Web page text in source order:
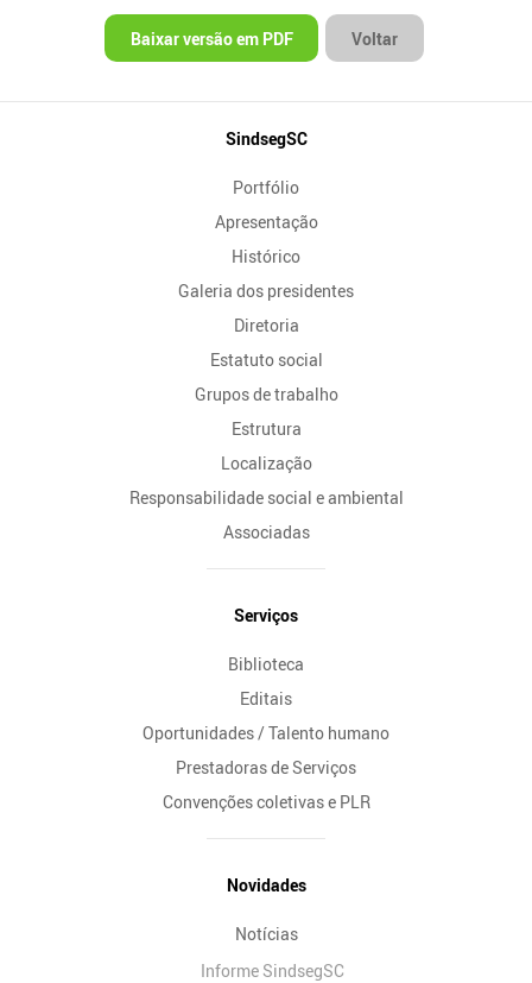
Baixar versão em PDF Voltar
SindsegSC
Portfólio
Apresentação
Histórico
Galeria dos presidentes
Diretoria
Estatuto social
Grupos de trabalho
Estrutura
Localização
Responsabilidade social e ambiental
Associadas
Serviços
Biblioteca
Editais
Oportunidades / Talento humano
Prestadoras de Serviços
Convenções coletivas e PLR
Novidades
Notícias
Informe SindsegSC